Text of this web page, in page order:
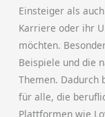
Einsteiger als
Karriere oder ihr
möchten.
Beispiele und die
Themen. Dadurch
für alle, die
Plattformen wie